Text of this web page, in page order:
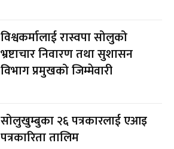
विश्वकर्मालाई रास्वपा सोलुको
भ्रष्टाचार निवारण तथा सुशासन
विभाग प्रमुखको जिम्मेवारी
सोलुखुम्बुका २६ पत्रकारलाई एआइ
पत्रकारिता तालिम